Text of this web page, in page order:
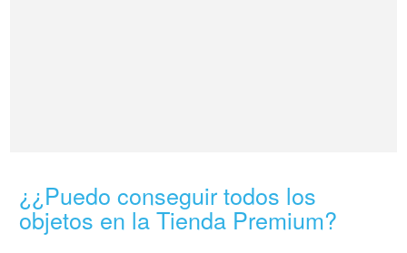
¿¿Puedo conseguir todos los
objetos en la Tienda Premium?